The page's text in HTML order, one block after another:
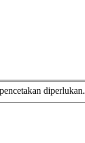
diperlukan.